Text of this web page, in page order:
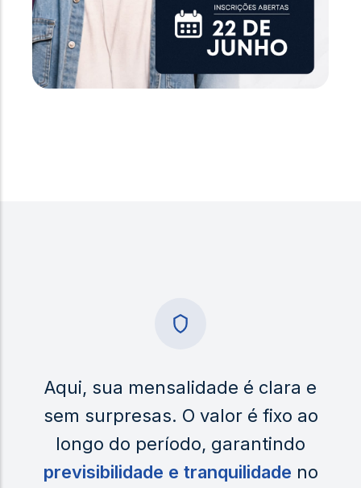
Aqui, sua mensalidade é clara e
sem surpresas. O valor é fixo ao
longo do período, garantindo
previsibilidade e tranquilidade no